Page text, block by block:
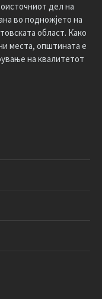
дел на
во подножјето на
област. Како
места, општината е
на квалитетот